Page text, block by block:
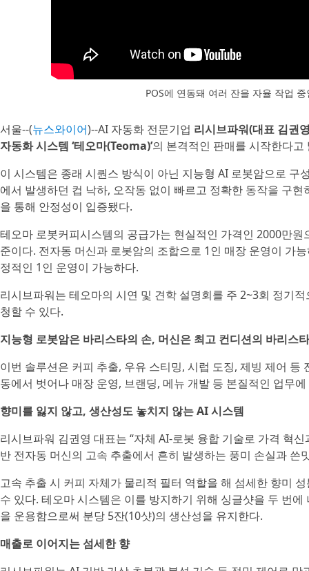
POS에 연동돼 여러 잔을 자율 작업
서울--(뉴스와이어)--AI 자동화 전문기업 리시브파워(대표 김권
자동화 시스템 ‘테오마(Teoma)’의 본격적인 판매를 시작한다고
이 시스템은 종래 시퀀스 방식이 아닌 지능형 AI 로봇암으로 구
에서 발생하던 컵 낙하, 오작동 없이 빠르고 정확한 동작을 구
을 통해 안정성이 입증됐다.
테오마 로봇커피시스템의 공급가는 현실적인 가격인 2000만
준이다. 전자동 머신과 로봇암의 조합으로 1인 매장 운영이 가
정적인 1인 운영이 가능하다.
리시브파워는 테오마의 시연 및 견학 설명회를 주 2~3회 정기
청할 수 있다.
지능형 로봇암은 바리스타의 손, 머신은 최고 컨디션의 바리스타
이번 솔루션은 커피 추출, 우유 스티밍, 시럽 도징, 제빙 제어
동에서 벗어나 매장 운영, 브랜딩, 메뉴 개발 등 본질적인 업무
향미를 잃지 않고, 생산성도 놓치지 않는 AI 시스템
리시브파워 김권영 대표는 “자체 AI-로봇 융합 기술로 가격 혁
반 전자동 머신의 고속 추출에서 흔히 발생하는 풍미 손실과 쓴
고속 추출 시 커피 자체가 물리적 필터 역할을 해 섬세한 향미
수 있다. 테오마 시스템은 이를 방지하기 위해 싱글샷을 두 번
을 운용함으로써 분당 5잔(10샷)의 생산성을 유지한다.
매출로 이어지는 섬세한 향